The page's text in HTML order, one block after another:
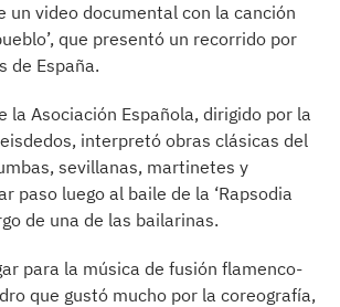
un video documental con la canción
que presentó un recorrido por
de España.
la Asociación Española, dirigido por la
interpretó obras clásicas del
sevillanas, martinetes y
paso luego al baile de la ‘Rapsodia
de una de las bailarinas.
para la música de fusión flamenco-
que gustó mucho por la coreografía,